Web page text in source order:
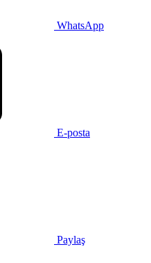
WhatsApp
E-posta
Paylaş